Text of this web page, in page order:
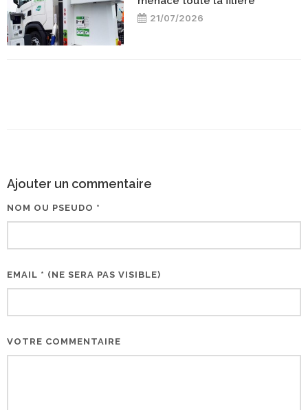
21/07/2026
Ajouter un commentaire
NOM OU PSEUDO *
EMAIL * (NE SERA PAS VISIBLE)
VOTRE COMMENTAIRE